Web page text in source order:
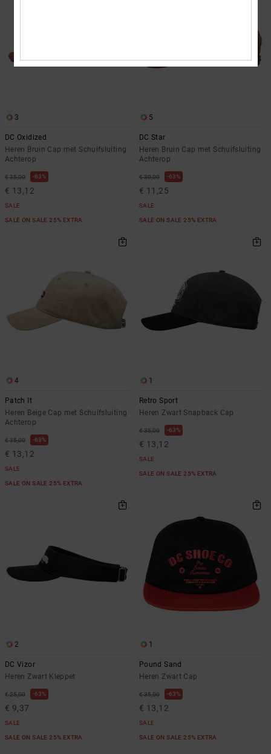
3
DC Oxidized
Heren Bruin Cap met Schuifsluiting
Achterop
€ 35,00 63%
€ 13,12
SALE
SALE ON SALE 25% EXTRA
5
DC Star
Heren Bruin Cap met Schuifsluiting
Achterop
€ 30,00 63%
€ 11,25
SALE
SALE ON SALE 25% EXTRA
4
Patch It
Heren Beige Cap met Schuifsluiting
Achterop
€ 35,00 63%
€ 13,12
SALE
SALE ON SALE 25% EXTRA
1
Retro Sport
Heren Zwart Snapback Cap
€ 35,00 63%
€ 13,12
SALE
SALE ON SALE 25% EXTRA
2
DC Vizor
Heren Zwart Kleppet
€ 25,00 63%
€ 9,37
SALE
SALE ON SALE 25% EXTRA
1
Pound Sand
Heren Zwart Cap
€ 35,00 63%
€ 13,12
SALE
SALE ON SALE 25% EXTRA